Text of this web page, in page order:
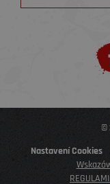
©
Nastavení Cookies